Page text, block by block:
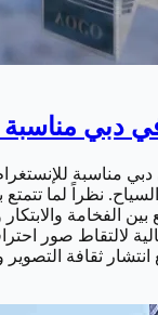
في دبي مناسبة
نظراً لما تتمتع
الفخامة
لالتقاط صور
انتشار ثقافة